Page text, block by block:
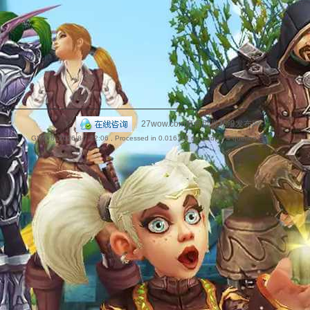
捷
航
| 27wow.com魔兽世界私服发布网
GMT+8, 2026-8-7 22:06, Processed in 0.016118 second(s), 4 queries .